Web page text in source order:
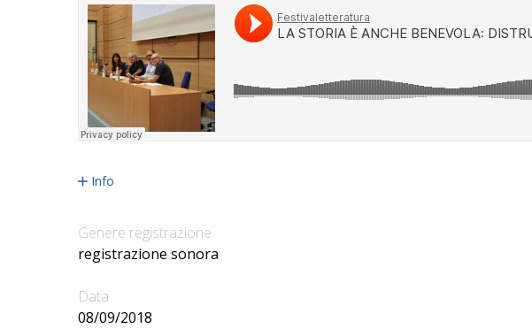
Info
Genere registrazione
registrazione sonora
Data
08/09/2018